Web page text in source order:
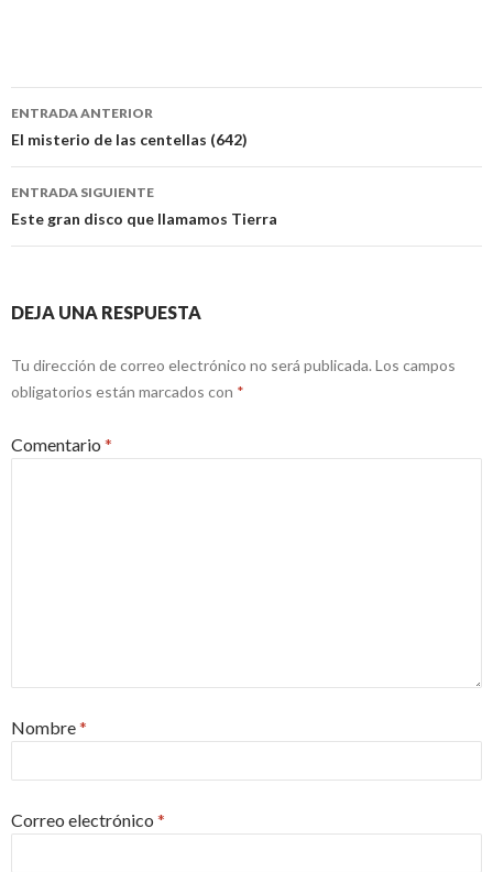
Navegación
de
entradas
ENTRADA ANTERIOR
El misterio de las centellas (642)
ENTRADA SIGUIENTE
Este gran disco que llamamos Tierra
DEJA UNA RESPUESTA
Tu dirección de correo electrónico no será publicada. Los campos
obligatorios están marcados con *
Comentario *
Nombre*
Correo electrónico *